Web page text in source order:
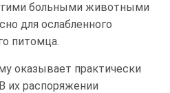
больными животными
для ослабленного
питомца.
оказывает практически
распоряжении